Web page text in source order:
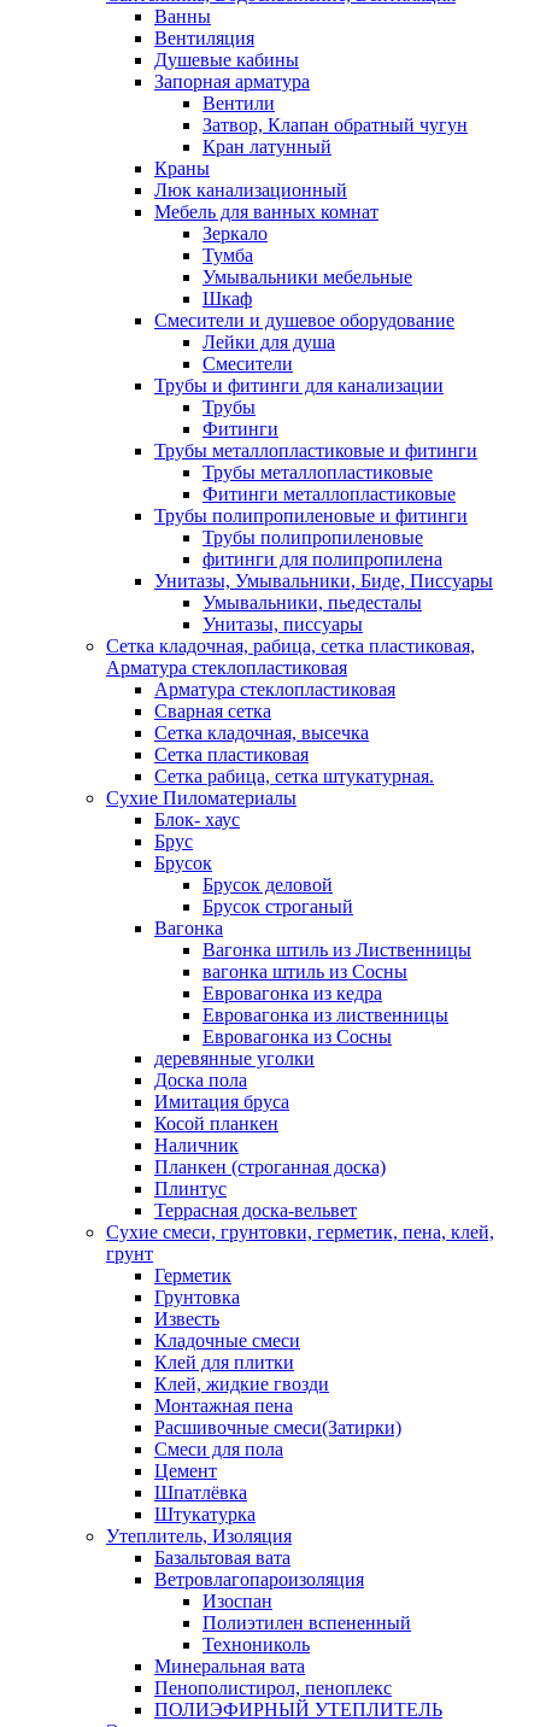
Ванны
Вентиляция
Душевые кабины
Запорная арматура
Вентили
Затвор, Клапан обратный чугун
Кран латунный
Краны
Люк канализационный
Мебель для ванных комнат
Зеркало
Тумба
Умывальники мебельные
Шкаф
Смесители и душевое оборудование
Лейки для душа
Смесители
Трубы и фитинги для канализации
Трубы
Фитинги
Трубы металлопластиковые и фитинги
Трубы металлопластиковые
Фитинги металлопластиковые
Трубы полипропиленовые и фитинги
Трубы полипропиленовые
фитинги для полипропилена
Унитазы, Умывальники, Биде, Писсуары
Умывальники, пьедесталы
Унитазы, писсуары
Сетка кладочная, рабица, сетка пластиковая,
Арматура стеклопластиковая
Арматура стеклопластиковая
Сварная сетка
Сетка кладочная, высечка
Сетка пластиковая
Сетка рабица, сетка штукатурная.
Сухие Пиломатериалы
Блок- хаус
Брус
Брусок
Брусок деловой
Брусок строганый
Вагонка
Вагонка штиль из Лиственницы
вагонка штиль из Сосны
Евровагонка из кедра
Евровагонка из лиственницы
Евровагонка из Сосны
деревянные уголки
Доска пола
Имитация бруса
Косой планкен
Наличник
Планкен (строганная доска)
Плинтус
Террасная доска-вельвет
Сухие смеси, грунтовки, герметик, пена, клей,
грунт
Герметик
Грунтовка
Известь
Кладочные смеси
Клей для плитки
Клей, жидкие гвозди
Монтажная пена
Расшивочные смеси(Затирки)
Смеси для пола
Цемент
Шпатлёвка
Штукатурка
Утеплитель, Изоляция
Базальтовая вата
Ветровлагопароизоляция
Изоспан
Полиэтилен вспененный
Технониколь
Минеральная вата
Пенополистирол, пеноплекс
ПОЛИЭФИРНЫЙ УТЕПЛИТЕЛЬ